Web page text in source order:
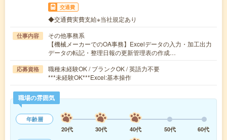
交通費
◆交通費実費支給※当社規定あり
仕事内容
その他事務系
【機械メーカーでのOA事務】Excelデータの入力・加工出力
データの転記・整理日報の更新管理表の作成…
応募資格
職種未経験OK / ブランクOK / 英語力不要
***未経験OK***Excel:基本操作
職場の雰囲気
年齢層
20代
30代 40代 50代
60代